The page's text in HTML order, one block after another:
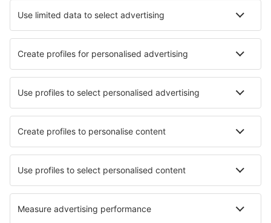
Unterkunft in Bude Unterkunft in Bournemouth
Unterkunft in Looe Unterkunft in Salford
Die besten Unterkünfte - Städte
Unterkunft in Uxbridge Unterkunft in Mitchell
Unterkunft in Alcalá de Gurrea Unterkunft in Aminne
Unterkunft in Halblech Unterkunft in Rava
Unterkunft in Zechlin Dorf Unterkunft in Sankt Stefan